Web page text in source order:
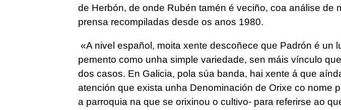
de Herbón, de onde Rubén tamén é veciño, coa análise de
prensa recompiladas desde os anos 1980.
«A nivel español, moita xente descoñece que Padrón é un
pemento como unha simple variedade, sen máis vínculo
dos casos. En Galicia, pola súa banda, hai xente á que
atención que exista unha Denominación de Orixe co nome
a parroquia na que se orixinou o cultivo- para referirse ao